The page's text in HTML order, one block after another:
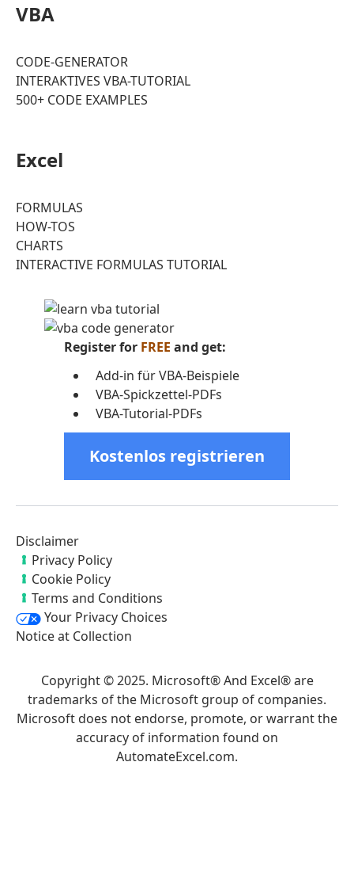
VBA
CODE-GENERATOR
INTERAKTIVES VBA-TUTORIAL
500+ CODE EXAMPLES
Excel
FORMULAS
HOW-TOS
CHARTS
INTERACTIVE FORMULAS TUTORIAL
Register for FREE and get:
Add-in für VBA-Beispiele
VBA-Spickzettel-PDFs
VBA-Tutorial-PDFs
Kostenlos registrieren
Disclaimer
Privacy Policy
Cookie Policy
Terms and Conditions
Your Privacy Choices
Notice at Collection
Copyright © 2025. Microsoft® And Excel® are
trademarks of the Microsoft group of companies.
Microsoft does not endorse, promote, or warrant the
accuracy of information found on
AutomateExcel.com.